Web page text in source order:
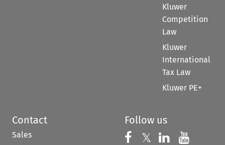
Kluwer
Competition
Law
Kluwer
International
Tax Law
Kluwer PE+
Contact
Sales
Follow us
Follow us on
𝕏 Follow us on
Follow us